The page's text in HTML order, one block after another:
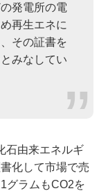
発電所の電
再生エネに
その証書を
みなしてい
石由来エネルギ
化して市場で売
グラムもCO2を